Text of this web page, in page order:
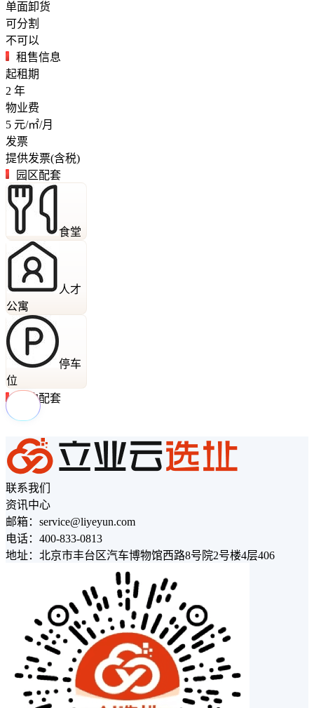
单面卸货
可分割
不可以
租售信息
起租期
2 年
物业费
5 元/㎡/月
发票
提供发票(含税)
园区配套
食堂
人才
公寓
停车
位
周边配套
联系我们
资讯中心
邮箱：service@liyeyun.com
电话：400-833-0813
地址：北京市丰台区汽车博物馆西路8号院2号楼4层406